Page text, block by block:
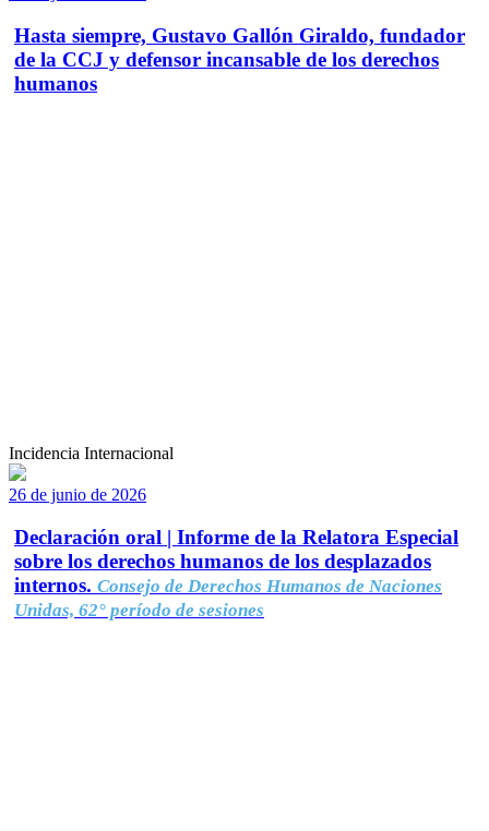
Hasta siempre, Gustavo Gallón Giraldo, fundador
de la CCJ y defensor incansable de los derechos
humanos
Incidencia Internacional
26 de junio de 2026
Declaración oral | Informe de la Relatora Especial
sobre los derechos humanos de los desplazados
internos. Consejo de Derechos Humanos de Naciones
Unidas, 62° período de sesiones